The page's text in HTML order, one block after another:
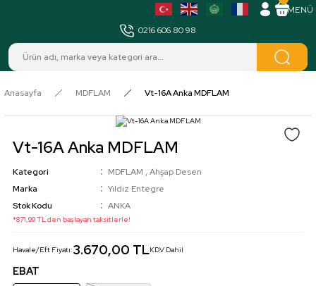
0216 606 80 98
Anasayfa MDFLAM Vt-16A Anka MDFLAM
Vt-16A Anka MDFLAM
Kategori MDFLAM , Ahşap Desen
Marka
Yıldız Entegre
Stok Kodu
ANKA
*871,99 TL den başlayan taksitlerle!
Havale/Eft Fiyatı:3.670,00 TLKDV Dahil
EBAT